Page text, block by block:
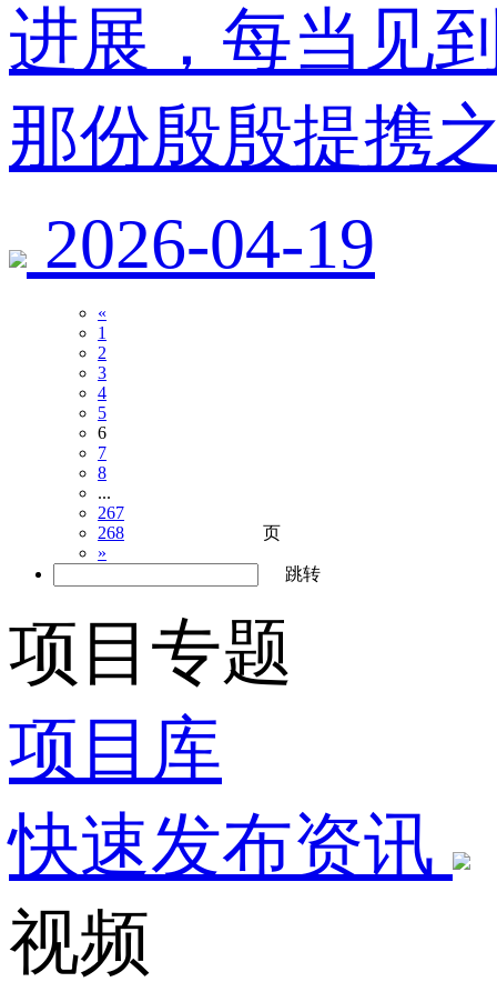
进展，每当见
那份殷殷提携
2026-04-19
«
1
2
3
4
5
6
7
8
...
267
268
»
页
跳转
项目专题
项目库
快速发布资讯
视频